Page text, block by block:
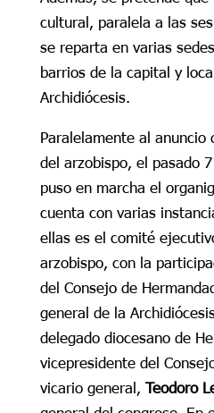
cultural, paralela a las
se reparta en varias
barrios de la capital y
Archidiócesis.
Paralelamente al
del arzobispo, el pasado
puso en marcha el
cuenta con varias
ellas es el comité
arzobispo, con la
del Consejo de
general de la
delegado diocesano de
vicepresidente del
vicario general, Teodoro